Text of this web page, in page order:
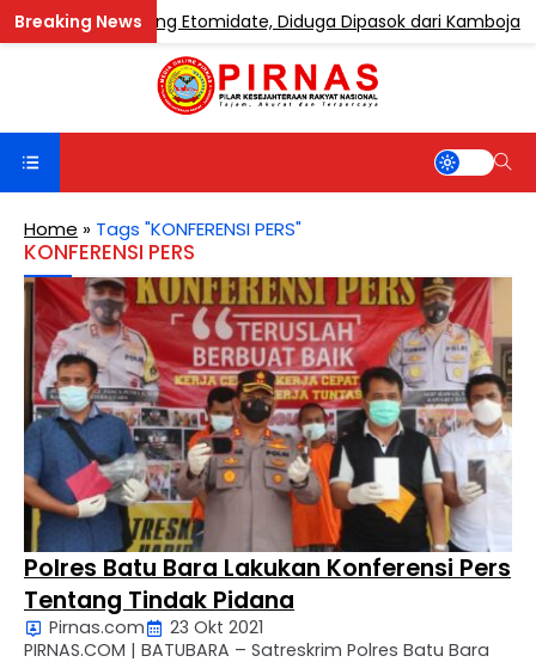
Mengandung Etomidate, Diduga Dipasok dari Kamboja
Home » Tags "KONFERENSI PERS"
KONFERENSI PERS
Polres Batu Bara Lakukan Konferensi Pers
Tentang Tindak Pidana
Pirnas.com
23 Okt 2021
PIRNAS.COM | BATUBARA – Satreskrim Polres Batu Bara